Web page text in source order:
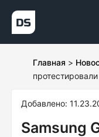
Главная >
Добавлено:
Samsung